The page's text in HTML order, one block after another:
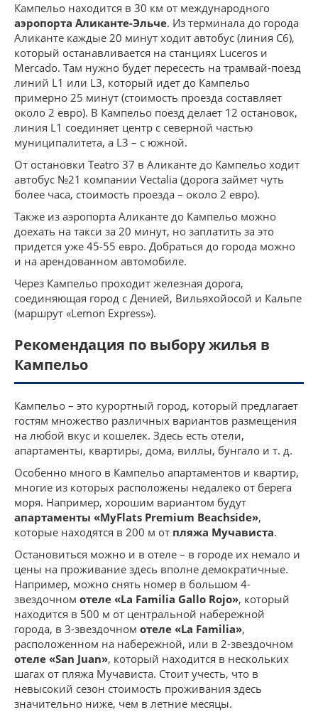
Кампельо находится в 30 км от международного
аэропорта Аликанте-Эльче. Из терминала до города
Аликанте каждые 20 минут ходит автобус (линия С6),
который останавливается на станциях Luceros и
Mercado. Там нужно будет пересесть на трамвай-поезд
линий L1 или L3, который идет до Кампельо
примерно 25 минут (стоимость проезда составляет
около 2 евро). В Кампельо поезд делает 12 остановок,
линия L1 соединяет центр с северной частью
муниципалитета, а L3 – с южной.
От остановки Teatro 37 в Аликанте до Кампельо ходит
автобус №21 компании Vectalia (дорога займет чуть
более часа, стоимость проезда – около 2 евро).
Также из аэропорта Аликанте до Кампельо можно
доехать на такси за 20 минут, но заплатить за это
придется уже 45-55 евро. Добраться до города можно
и на арендованном автомобиле.
Через Кампельо проходит железная дорога,
соединяющая город с Денией, Вильяхойосой и Кальпе
(маршрут «Lemon Express»).
Рекомендация по выбору жилья в
Кампельо
Кампельо – это курортный город, который предлагает
гостям множество различных вариантов размещения
на любой вкус и кошелек. Здесь есть отели,
апартаменты, квартиры, дома, виллы, бунгало и т. д.
Особенно много в Кампельо апартаментов и квартир,
многие из которых расположены недалеко от берега
моря. Например, хорошим вариантом будут
апартаменты «MyFlats Premium Beachside»,
которые находятся в 200 м от пляжа Мучависта.
Остановиться можно и в отеле – в городе их немало и
цены на проживание здесь вполне демократичные.
Например, можно снять номер в большом 4-
звездочном отеле «La Familia Gallo Rojo», который
находится в 500 м от центральной набережной
города, в 3-звездочном отеле «La Familia»,
расположенном на набережной, или в 2-звездочном
отеле «San Juan», который находится в нескольких
шагах от пляжа Мучависта. Стоит учесть, что в
невысокий сезон стоимость проживания здесь
значительно ниже, чем в летние месяцы.